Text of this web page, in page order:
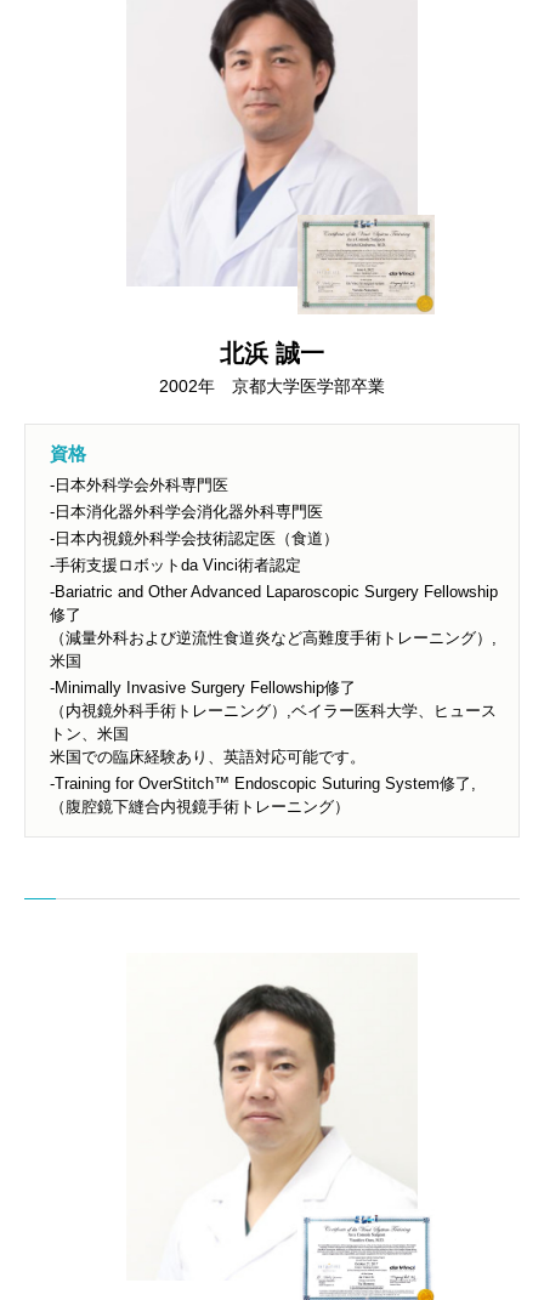
北浜 誠一
2002年 京都大学医学部卒業
資格
-日本外科学会外科専門医
-日本消化器外科学会消化器外科専門医
-日本内視鏡外科学会技術認定医（食道）
-手術支援ロボットda Vinci術者認定
-Bariatric and Other Advanced Laparoscopic Surgery Fellowship
修了
（減量外科および逆流性食道炎など高難度手術トレーニング）,
米国
-Minimally Invasive Surgery Fellowship修了
（内視鏡外科手術トレーニング）,ベイラー医科大学、ヒュース
トン、米国
米国での臨床経験あり、英語対応可能です。
-Training for OverStitch™ Endoscopic Suturing System修了,
（腹腔鏡下縫合内視鏡手術トレーニング）